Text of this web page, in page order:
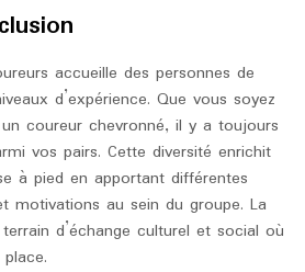
accueille des personnes de
d’expérience. Que vous soyez
coureur chevronné, il y a toujours
vos pairs. Cette diversité enrichit
à pied en apportant différentes
motivations au sein du groupe. La
d’échange culturel et social où